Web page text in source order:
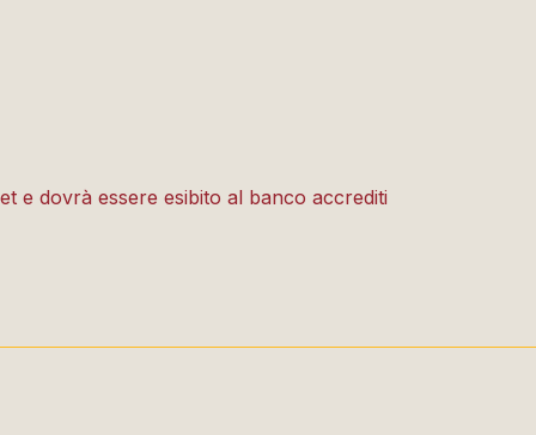
e dovrà essere esibito al banco accrediti